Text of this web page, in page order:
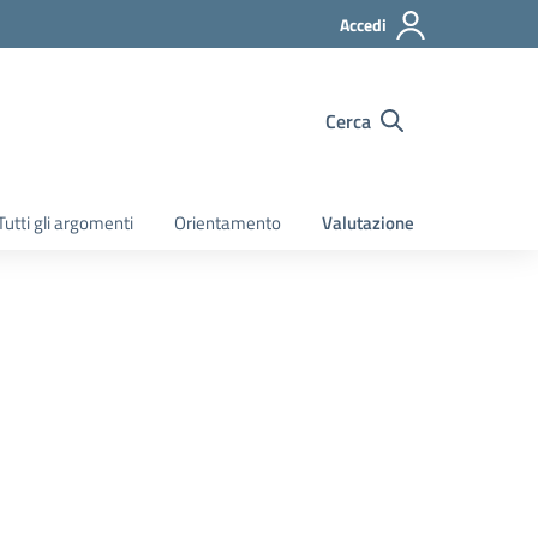
Accedi
Cerca
gli argomenti Orientamento Valutazione